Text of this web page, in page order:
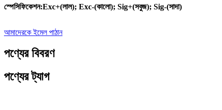
স্পেসিফিকেশন:Exc+(লাল); Exc-(কালো); Sig+(সবুজ); Sig-(সাদা)
আমাদেরকে ইমেল পাঠান
পণ্যের বিবরণ
পণ্যের ট্যাগ